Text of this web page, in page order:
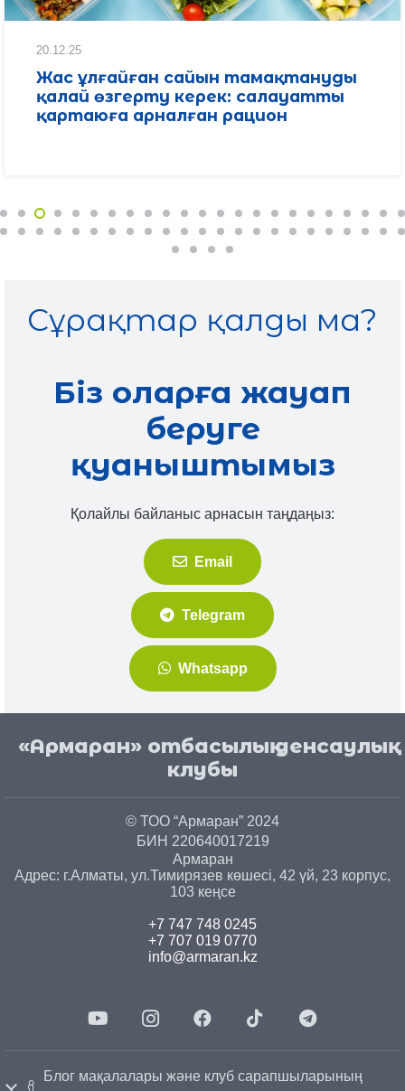
20.12.25
Жас ұлғайған сайын тамақтануды
қалай өзгерту керек: салауатты
қартаюға арналған рацион
Сұрақтар қалды ма?
Біз оларға жауап
беруге
қуаныштымыз
Қолайлы байланыс арнасын таңдаңыз:
Email
Telegram
Whatsapp
«Армаран» отбасылық денсаулық
клубы
© ТОО “Армаран” 2024
БИН 220640017219
Армаран
Адрес: г.Алматы, ул.Тимирязев көшесі, 42 үй, 23 корпус,
103 кеңсе
+7 747 748 0245
+7 707 019 0770
info@armaran.kz
Блог мақалалары және клуб сарапшыларының